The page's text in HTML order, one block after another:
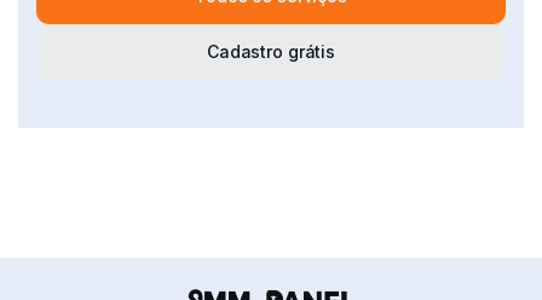
Cadastro grátis